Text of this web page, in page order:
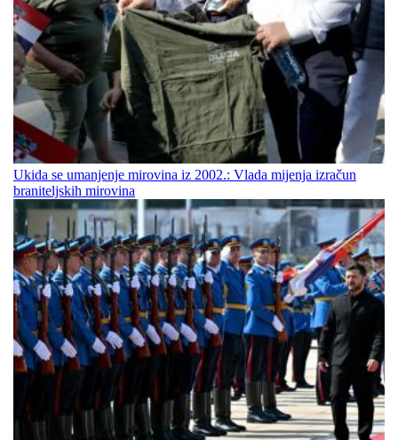
Ukida se umanjenje mirovina iz 2002.: Vlada mijenja izračun
braniteljskih mirovina